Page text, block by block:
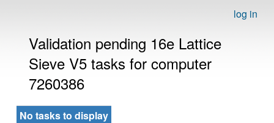
log in
Validation pending 16e Lattice
Sieve V5 tasks for computer
7260386
No tasks to display